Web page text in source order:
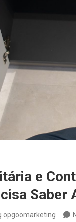
e
Saber
opgoomarketing